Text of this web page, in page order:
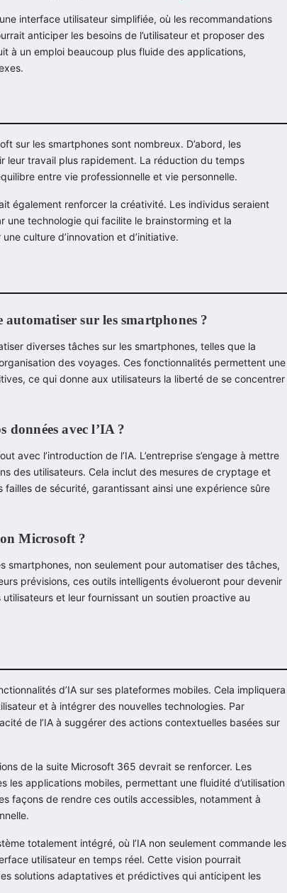
interface utilisateur simplifiée, où les recommandations
anticiper les besoins de l’utilisateur et proposer des
à un emploi beaucoup plus fluide des applications,
sur les smartphones sont nombreux. D’abord, les
leur travail plus rapidement. La réduction du temps
entre vie professionnelle et vie personnelle.
également renforcer la créativité. Les individus seraient
une technologie qui facilite le brainstorming et la
culture d’innovation et d’initiative.
automatiser sur les smartphones ?
diverses tâches sur les smartphones, telles que la
des voyages. Ces fonctionnalités permettent une
ce qui donne aux utilisateurs la liberté de se concentrer
avec l’IA ?
avec l’introduction de l’IA. L’entreprise s’engage à mettre
des utilisateurs. Cela inclut des mesures de cryptage et
de sécurité, garantissant ainsi une expérience sûre
Microsoft ?
smartphones, non seulement pour automatiser des tâches,
prévisions, ces outils intelligents évolueront pour devenir
et leur fournissant un soutien proactive au
d’IA sur ses plateformes mobiles. Cela impliquera
et à intégrer des nouvelles technologies. Par
de l’IA à suggérer des actions contextuelles basées sur
de la suite Microsoft 365 devrait se renforcer. Les
applications mobiles, permettant une fluidité d’utilisation
façons de rendre ces outils accessibles, notamment à
totalement intégré, où l’IA non seulement commande les
utilisateur en temps réel. Cette vision pourrait
solutions adaptatives et prédictives qui anticipent les